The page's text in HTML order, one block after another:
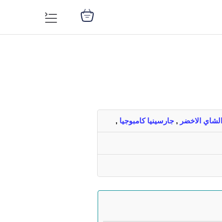
الشاي الاخضر , جارسينيا كامبوجيا ,